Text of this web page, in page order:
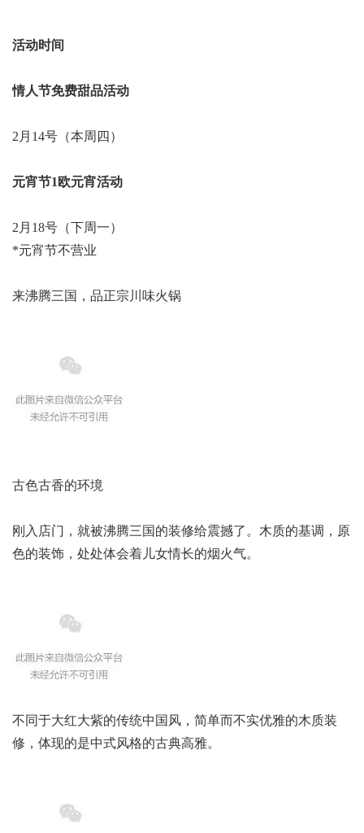
活动时间
情人节免费甜品活动
2月14号（本周四）
元宵节1欧元宵活动
2月18号（下周一）
*元宵节不营业
来沸腾三国，品正宗川味火锅
古色古香的环境
刚入店门，就被沸腾三国的装修给震撼了。木质的基调，原
色的装饰，处处体会着儿女情长的烟火气。
不同于大红大紫的传统中国风，简单而不实优雅的木质装
修，体现的是中式风格的古典高雅。